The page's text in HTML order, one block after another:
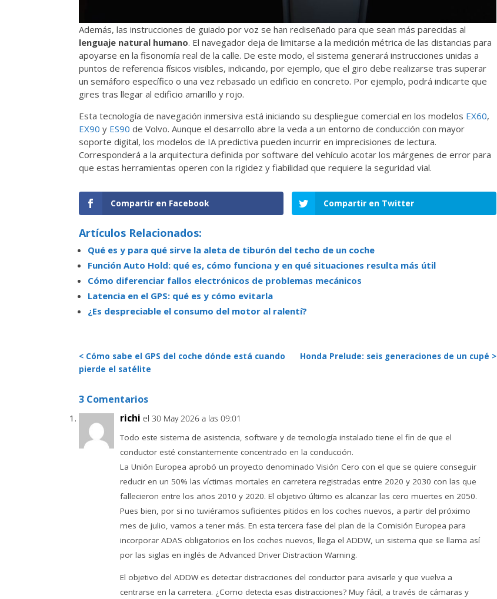
Además, las instrucciones de guiado por voz se han rediseñado para que sean más parecidas al
lenguaje natural humano. El navegador deja de limitarse a la medición métrica de las distancias para
apoyarse en la fisonomía real de la calle. De este modo, el sistema generará instrucciones unidas a
puntos de referencia físicos visibles, indicando, por ejemplo, que el giro debe realizarse tras superar
un semáforo específico o una vez rebasado un edificio en concreto. Por ejemplo, podrá indicarte que
gires tras llegar al edificio amarillo y rojo.
Esta tecnología de navegación inmersiva está iniciando su despliegue comercial en los modelos EX60,
EX90 y ES90 de Volvo. Aunque el desarrollo abre la veda a un entorno de conducción con mayor
soporte digital, los modelos de IA predictiva pueden incurrir en imprecisiones de lectura.
Corresponderá a la arquitectura definida por software del vehículo acotar los márgenes de error para
que estas herramientas operen con la rigidez y fiabilidad que requiere la seguridad vial.
Compartir en Facebook Compartir en Twitter
Artículos Relacionados:
Qué es y para qué sirve la aleta de tiburón del techo de un coche
Función Auto Hold: qué es, cómo funciona y en qué situaciones resulta más útil
Cómo diferenciar fallos electrónicos de problemas mecánicos
Latencia en el GPS: qué es y cómo evitarla
¿Es despreciable el consumo del motor al ralentí?
< Cómo sabe el GPS del coche dónde está cuando
pierde el satélite
Honda Prelude: seis generaciones de un cupé >
3 Comentarios
richi el 30 May 2026 a las 09:01
Todo este sistema de asistencia, software y de tecnología instalado tiene el fin de que el
conductor esté constantemente concentrado en la conducción.
La Unión Europea aprobó un proyecto denominado Visión Cero con el que se quiere conseguir
reducir en un 50% las víctimas mortales en carretera registradas entre 2020 y 2030 con las que
fallecieron entre los años 2010 y 2020. El objetivo último es alcanzar las cero muertes en 2050.
Pues bien, por si no tuviéramos suficientes pitidos en los coches nuevos, a partir del próximo
mes de julio, vamos a tener más. En esta tercera fase del plan de la Comisión Europea para
incorporar ADAS obligatorios en los coches nuevos, llega el ADDW, un sistema que se llama así
por las siglas en inglés de Advanced Driver Distraction Warning.
El objetivo del ADDW es detectar distracciones del conductor para avisarle y que vuelva a
centrarse en la carretera. ¿Como detecta esas distracciones? Muy fácil, a través de cámaras y